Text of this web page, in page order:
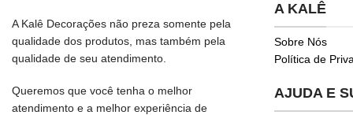
A Kalê Decorações não preza somente pela
qualidade dos produtos, mas também pela
qualidade de seu atendimento.
Queremos que você tenha o melhor
atendimento e a melhor experiência de
A KALÊ
Sobre Nós
Política de
AJUDA E